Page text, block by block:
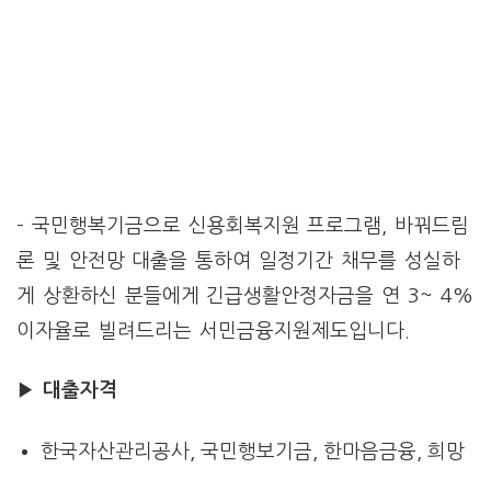
– 국민행복기금으로 신용회복지원 프로그램, 바꿔드림
론 및 안전망 대출을 통하여 일정기간 채무를 성실하
게 상환하신 분들에게 긴급생활안정자금을 연 3~ 4%
이자율로 빌려드리는 서민금융지원제도입니다.
▶ 대출자격
한국자산관리공사, 국민행보기금, 한마음금융, 희망